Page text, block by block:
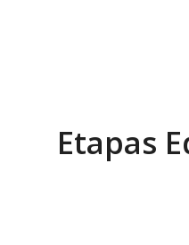
Etapas